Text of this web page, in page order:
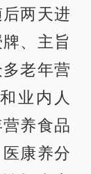
两天进
、主旨
老年营
业内人
养食品
康养分